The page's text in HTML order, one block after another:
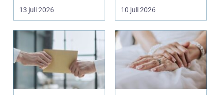
stadstrafik, gru...
13 juli 2026
verksamheter. Den
används för att fl...
10 juli 2026